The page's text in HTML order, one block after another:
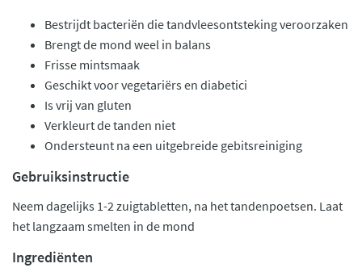
Bestrijdt bacteriën die tandvleesontsteking veroorzaken
Brengt de mond weel in balans
Frisse mintsmaak
Geschikt voor vegetariërs en diabetici
Is vrij van gluten
Verkleurt de tanden niet
Ondersteunt na een uitgebreide gebitsreiniging
Gebruiksinstructie
Neem dagelijks 1-2 zuigtabletten, na het tandenpoetsen. Laat
het langzaam smelten in de mond
Ingrediënten